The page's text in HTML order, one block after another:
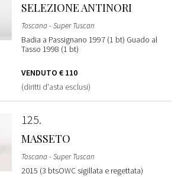
SELEZIONE ANTINORI
Toscana - Super Tuscan
Badia a Passignano 1997 (1 bt) Guado al
Tasso 1998 (1 bt)
VENDUTO € 110
(diritti d'asta esclusi)
125
MASSETO
Toscana - Super Tuscan
2015 (3 btsOWC sigillata e regettata)